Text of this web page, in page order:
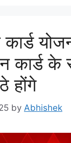
कार्ड
कार्ड के
होंगे
by Abhishek